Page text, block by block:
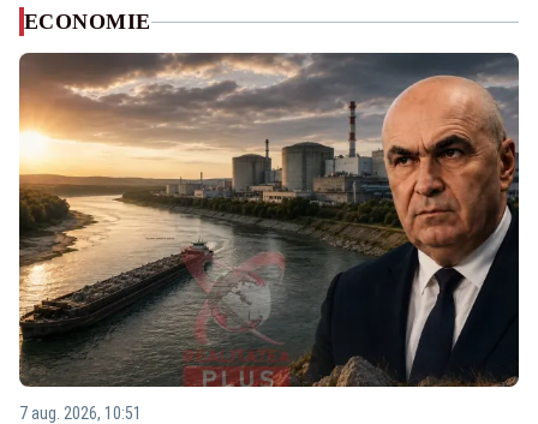
ECONOMIE
7 aug. 2026, 10:51